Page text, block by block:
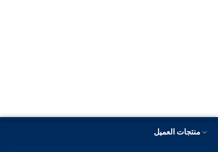
منتجات العميل